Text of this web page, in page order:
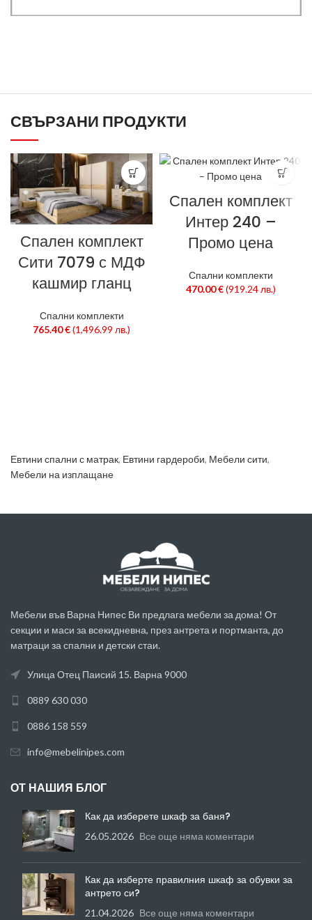
СВЪРЗАНИ ПРОДУКТИ
Спален комплект
Сити 7079 с МДФ
кашмир гланц
Спални комплекти
765.40€(1,496.99 лв.)
Спален комплект
Интер 240 –
Промо цена
Спални комплекти
470.00€ (919.24 лв.)
Евтини спални с матрак, Евтини гардероби, Мебели сити,
Мебели на изплащане
Мебели във Варна Нипес Ви предлага мебели за дома! От
секции и маси за всекидневна, през антрета и портманта, до
матраци за спални и детски стаи.
Улица Отец Паисий 15. Варна 9000
0889 630 030
0886 158 559
info@mebelinipes.com
ОТ НАШИЯ БЛОГ
Как да изберете шкаф за баня?
26.05.2026 Все още няма коментари
Как да изберте правилния шкаф за обувки за
антрето си?
21.04.2026 Все още няма коментари